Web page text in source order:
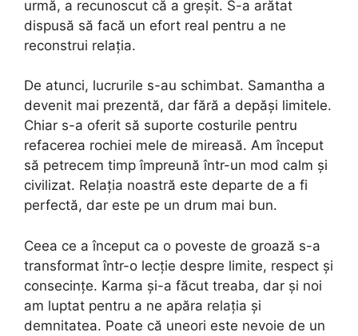
urmă, a recunoscut că a greșit. S-a arătat
dispusă să facă un efort real pentru a ne
reconstrui relația.
De atunci, lucrurile s-au schimbat. Samantha a
devenit mai prezentă, dar fără a depăși limitele.
Chiar s-a oferit să suporte costurile pentru
refacerea rochiei mele de mireasă. Am început
să petrecem timp împreună într-un mod calm și
civilizat. Relația noastră este departe de a fi
perfectă, dar este pe un drum mai bun.
Ceea ce a început ca o poveste de groază s-a
transformat într-o lecție despre limite, respect și
consecințe. Karma și-a făcut treaba, dar și noi
am luptat pentru a ne apăra relația și
demnitatea. Poate că uneori este nevoie de un